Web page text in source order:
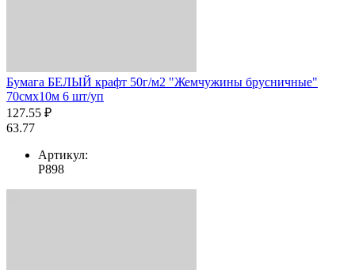
Бумага БЕЛЫЙ крафт 50г/м2 "Жемчужины брусничные"
70смх10м 6 шт/уп
127.55 ₽
63.77
Артикул:
Р898